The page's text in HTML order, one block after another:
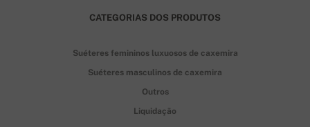
CATEGORIAS DOS PRODUTOS
Suéteres femininos luxuosos de caxemira
Suéteres masculinos de caxemira
Outros
Liquidação